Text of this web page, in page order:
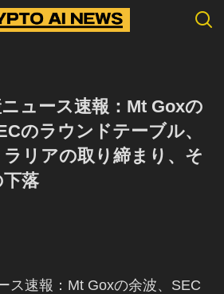
ュース速報：Mt Goxの
のラウンドテーブル、
リアの取り締まり、そ
下落
ス速報：Mt Goxの余波、SEC